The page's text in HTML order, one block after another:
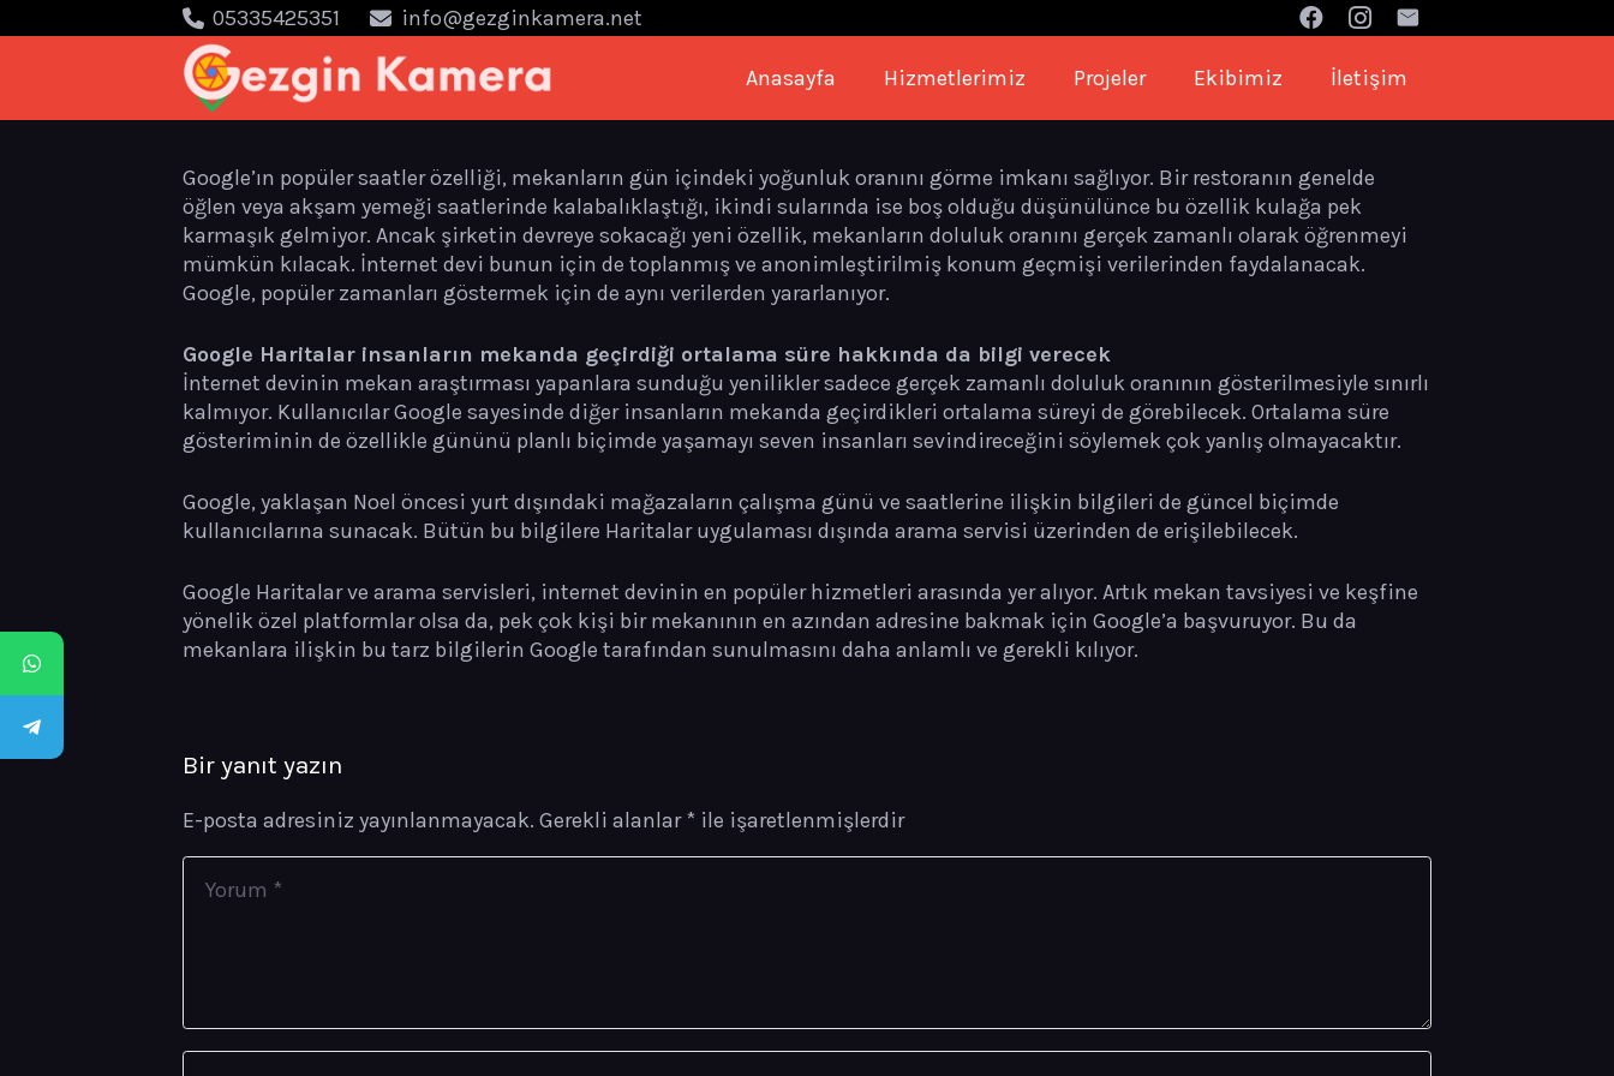
05335425351 info@gezginkamera.net
Anasayfa Hizmetlerimiz Projeler Ekibimiz İletişim
Google’ın popüler saatler özelliği, mekanların gün içindeki yoğunluk oranını görme imkanı sağlıyor. Bir restoranın genelde
öğlen veya akşam yemeği saatlerinde kalabalıklaştığı, ikindi sularında ise boş olduğu düşünülünce bu özellik kulağa pek
karmaşık gelmiyor. Ancak şirketin devreye sokacağı yeni özellik, mekanların doluluk oranını gerçek zamanlı olarak öğrenmeyi
mümkün kılacak. İnternet devi bunun için de toplanmış ve anonimleştirilmiş konum geçmişi verilerinden faydalanacak.
Google, popüler zamanları göstermek için de aynı verilerden yararlanıyor.
Google Haritalar insanların mekanda geçirdiği ortalama süre hakkında da bilgi verecek
İnternet devinin mekan araştırması yapanlara sunduğu yenilikler sadece gerçek zamanlı doluluk oranının gösterilmesiyle sınırlı
kalmıyor. Kullanıcılar Google sayesinde diğer insanların mekanda geçirdikleri ortalama süreyi de görebilecek. Ortalama süre
gösteriminin de özellikle gününü planlı biçimde yaşamayı seven insanları sevindireceğini söylemek çok yanlış olmayacaktır.
Google, yaklaşan Noel öncesi yurt dışındaki mağazaların çalışma günü ve saatlerine ilişkin bilgileri de güncel biçimde
kullanıcılarına sunacak. Bütün bu bilgilere Haritalar uygulaması dışında arama servisi üzerinden de erişilebilecek.
Google Haritalar ve arama servisleri, internet devinin en popüler hizmetleri arasında yer alıyor. Artık mekan tavsiyesi ve keşfine
yönelik özel platformlar olsa da, pek çok kişi bir mekanının en azından adresine bakmak için Google’a başvuruyor. Bu da
mekanlara ilişkin bu tarz bilgilerin Google tarafından sunulmasını daha anlamlı ve gerekli kılıyor.
Bir yanıt yazın
E-posta adresiniz yayınlanmayacak. Gerekli alanlar* ile işaretlenmişlerdir